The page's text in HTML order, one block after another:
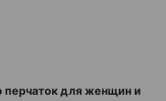
перчаток для женщин и